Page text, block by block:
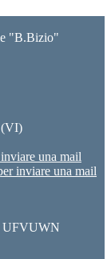
"B.Bizio"
(VI)
una mail
inviare una mail
UFVUWN